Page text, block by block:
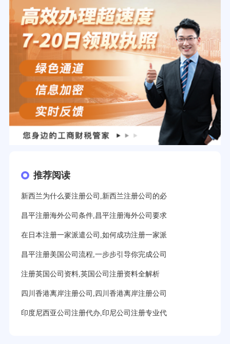
推荐阅读
新西兰为什么要注册公司,新西兰注册公司的必
昌平注册海外公司条件,昌平注册海外公司要求
在日本注册一家派遣公司,如何成功注册一家派
昌平注册美国公司流程,一步步引导你完成公司
注册英国公司资料,英国公司注册资料全解析
四川香港离岸注册公司,四川香港离岸注册公司
印度尼西亚公司注册代办,印尼公司注册专业代